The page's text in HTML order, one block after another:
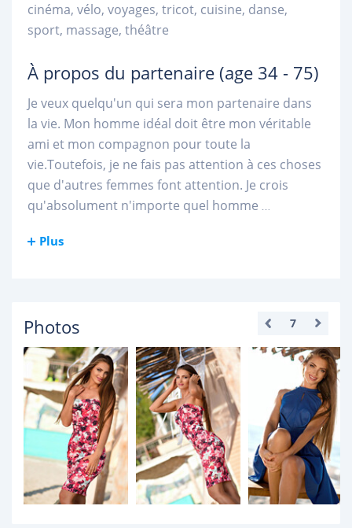
cinéma, vélo, voyages, tricot, cuisine, danse,
sport, massage, théâtre
À propos du partenaire (age 34 - 75)
Je veux quelqu'un qui sera mon partenaire dans
la vie. Mon homme idéal doit être mon véritable
ami et mon compagnon pour toute la
vie.Toutefois, je ne fais pas attention à ces choses
que d'autres femmes font attention. Je crois
qu'absolument n'importe quel homme ...
Plus
Photos 7